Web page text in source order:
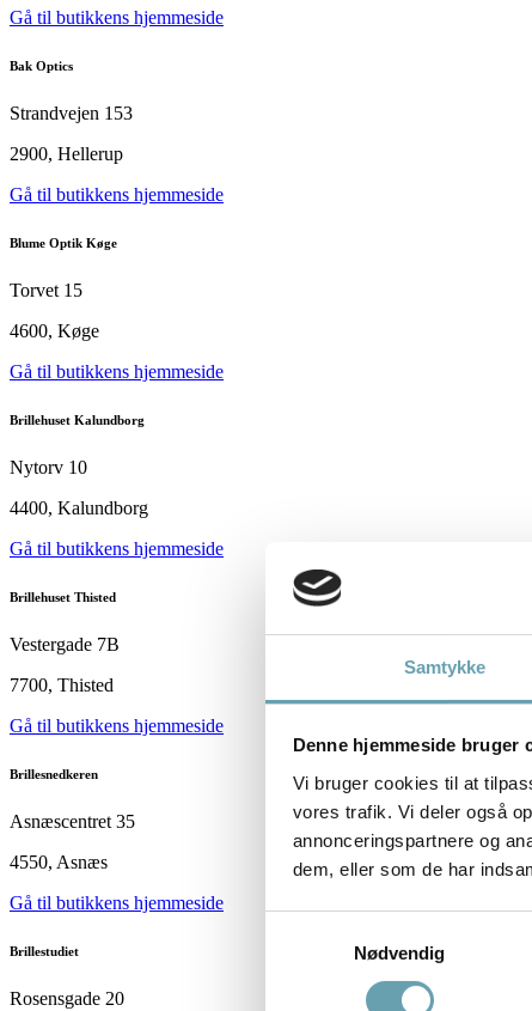
Samtykke
Denne hjemmeside bruger
Vi bruger cookies til at
vores trafik. Vi deler også
annonceringspartnere og
dem, eller som de har
Nødvendig
Gå til butikkens hjemmeside
Bak Optics
Strandvejen 153
2900, Hellerup
Gå til butikkens hjemmeside
Blume Optik Køge
Torvet 15
4600, Køge
Gå til butikkens hjemmeside
Brillehuset Kalundborg
Nytorv 10
4400, Kalundborg
Gå til butikkens hjemmeside
Brillehuset Thisted
Vestergade 7B
7700, Thisted
Gå til butikkens hjemmeside
Brillesnedkeren
Asnæscentret 35
4550, Asnæs
Gå til butikkens hjemmeside
Brillestudiet
Rosensgade 20